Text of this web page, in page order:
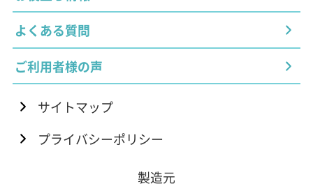
よくある質問
ご利用者様の声
サイトマップ
プライバシーポリシー
製造元